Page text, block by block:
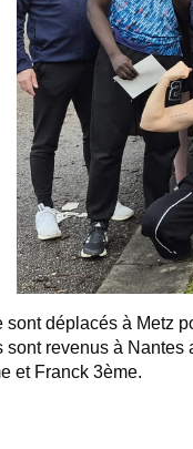
déplacés à Metz
revenus à
et Franck 3ème.